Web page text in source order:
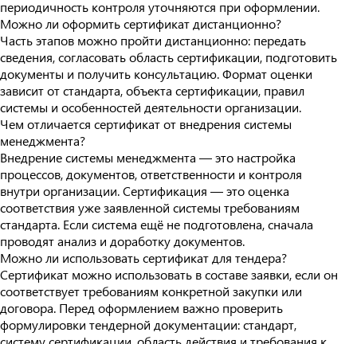
периодичность контроля уточняются при оформлении.
Можно ли оформить сертификат дистанционно?
Часть этапов можно пройти дистанционно: передать
сведения, согласовать область сертификации, подготовить
документы и получить консультацию. Формат оценки
зависит от стандарта, объекта сертификации, правил
системы и особенностей деятельности организации.
Чем отличается сертификат от внедрения системы
менеджмента?
Внедрение системы менеджмента — это настройка
процессов, документов, ответственности и контроля
внутри организации. Сертификация — это оценка
соответствия уже заявленной системы требованиям
стандарта. Если система ещё не подготовлена, сначала
проводят анализ и доработку документов.
Можно ли использовать сертификат для тендера?
Сертификат можно использовать в составе заявки, если он
соответствует требованиям конкретной закупки или
договора. Перед оформлением важно проверить
формулировки тендерной документации: стандарт,